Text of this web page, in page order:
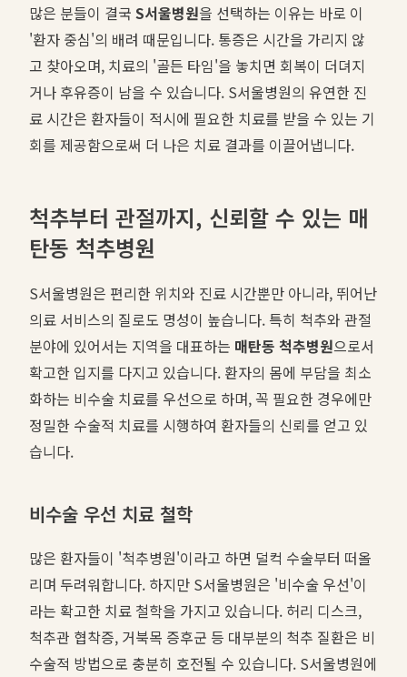
많은 분들이 결국 S서울병원을 선택하는 이유는 바로 이
'환자 중심'의 배려 때문입니다. 통증은 시간을 가리지 않
고 찾아오며, 치료의 '골든 타임'을 놓치면 회복이 더뎌지
거나 후유증이 남을 수 있습니다. S서울병원의 유연한 진
료 시간은 환자들이 적시에 필요한 치료를 받을 수 있는 기
회를 제공함으로써 더 나은 치료 결과를 이끌어냅니다.
척추부터 관절까지, 신뢰할 수 있는 매
탄동 척추병원
S서울병원은 편리한 위치와 진료 시간뿐만 아니라, 뛰어난
의료 서비스의 질로도 명성이 높습니다. 특히 척추와 관절
분야에 있어서는 지역을 대표하는 매탄동 척추병원으로서
확고한 입지를 다지고 있습니다. 환자의 몸에 부담을 최소
화하는 비수술 치료를 우선으로 하며, 꼭 필요한 경우에만
정밀한 수술적 치료를 시행하여 환자들의 신뢰를 얻고 있
습니다.
비수술 우선 치료 철학
많은 환자들이 '척추병원'이라고 하면 덜컥 수술부터 떠올
리며 두려워합니다. 하지만 S서울병원은 '비수술 우선'이
라는 확고한 치료 철학을 가지고 있습니다. 허리 디스크,
척추관 협착증, 거북목 증후군 등 대부분의 척추 질환은 비
수술적 방법으로 충분히 호전될 수 있습니다. S서울병원에